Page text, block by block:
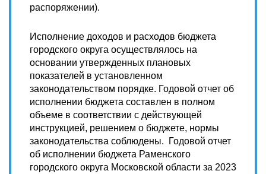
распоряжении).
Исполнение доходов и расходов бюджета
городского округа осуществлялось на
основании утвержденных плановых
показателей в установленном
законодательством порядке. Годовой отчет об
исполнении бюджета составлен в полном
объеме в соответствии с действующей
инструкцией, решением о бюджете, нормы
законодательства соблюдены. Годовой отчет
об исполнении бюджета Раменского
городского округа Московской области за 2023